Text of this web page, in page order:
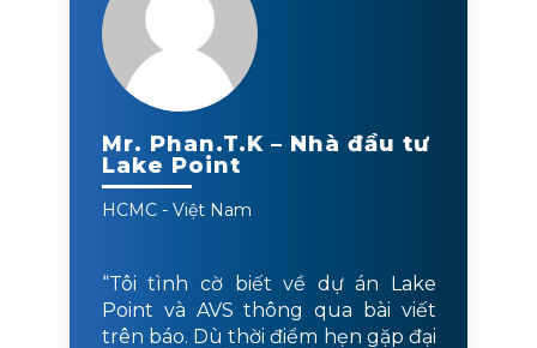
Mr. Phan.T.K – Nhà đầu tư
Lake Point
HCMC - Việt Nam
“Tôi tình cờ biết về dự án Lake
Point và AVS thông qua bài viết
trên báo. Dù thời điểm hẹn gặp đại